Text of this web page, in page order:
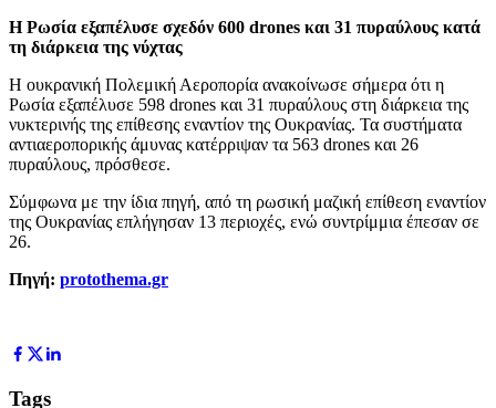
Η Ρωσία εξαπέλυσε σχεδόν 600 drones και 31 πυραύλους κατά
τη διάρκεια της νύχτας
Η ουκρανική Πολεμική Αεροπορία ανακοίνωσε σήμερα ότι η
Ρωσία εξαπέλυσε 598 drones και 31 πυραύλους στη διάρκεια της
νυκτερινής της επίθεσης εναντίον της Ουκρανίας. Τα συστήματα
αντιαεροπορικής άμυνας κατέρριψαν τα 563 drones και 26
πυραύλους, πρόσθεσε.
Σύμφωνα με την ίδια πηγή, από τη ρωσική μαζική επίθεση εναντίον
της Ουκρανίας επλήγησαν 13 περιοχές, ενώ συντρίμμια έπεσαν σε
26.
Πηγή: protothema.gr
Tags